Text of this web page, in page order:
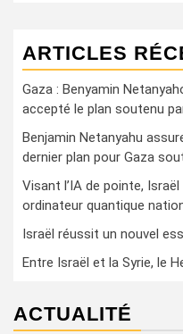
ARTICLES
Gaza : Benyamin
accepté le plan soutenu
Benjamin Netanyahu
dernier plan pour Gaza
Visant l’IA de pointe,
ordinateur quantique
Israël réussit un nouvel
Entre Israël et la Syrie, le
ACTUALITÉ